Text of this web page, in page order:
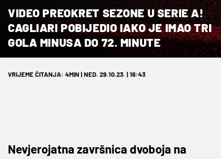
VIDEO PREOKRET SEZONE U SERIE A!
CAGLIARI POBIJEDIO IAKO JE IMAO TRI
GOLA MINUSA DO 72. MINUTE
VRIJEME ČITANJA: 4MIN | NED. 29.10.23. | 16:43
Nevjerojatna završnica dvoboja na